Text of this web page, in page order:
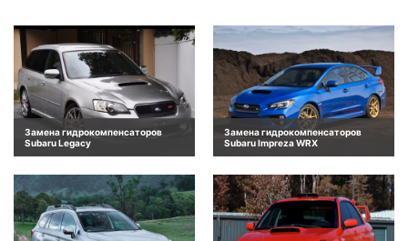
Замена гидрокомпенсаторов
Subaru Legacy
Замена гидрокомпенсаторов
Subaru Impreza WRX